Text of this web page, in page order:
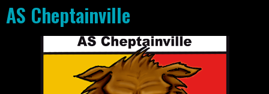
AS Cheptainville